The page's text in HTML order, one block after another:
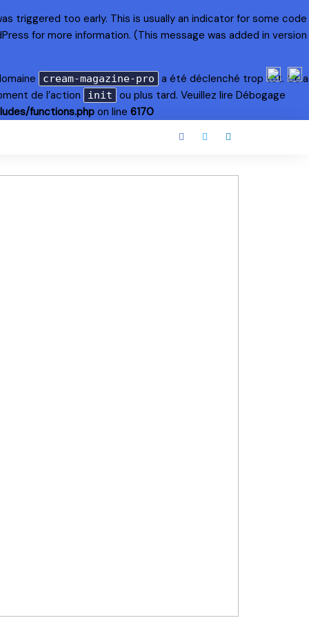
triggered too early. This is usually an indicator for some code
for more information. (This message was added in version
cream-magazine-pro
a été déclenché trop tôt. Cela
de l’action
init ou plus tard. Veuillez lire Débogage
functions.php on line 6170